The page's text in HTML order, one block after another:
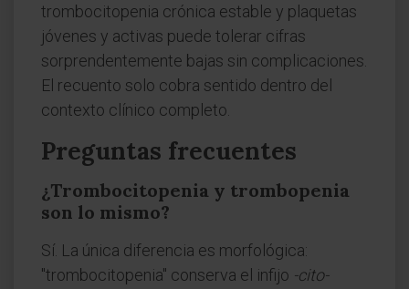
trombocitopenia crónica estable y plaquetas
jóvenes y activas puede tolerar cifras
sorprendentemente bajas sin complicaciones.
El recuento solo cobra sentido dentro del
contexto clínico completo.
Preguntas frecuentes
¿Trombocitopenia y trombopenia
son lo mismo?
Sí. La única diferencia es morfológica:
"trombocitopenia" conserva el infijo -cito-